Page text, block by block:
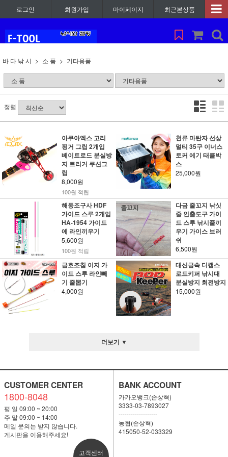
로그인 회원가입 마이페이지 최근본상품
바 다 낚 시 소 품 기타용품
정렬
아쿠아엑스 고리
핑거 그립 2개입
베이트로드 분실방
지 트리거 쿠션그
립
8,000원
100원 적립
천류 마탄자 선상
멀티 35구 이너스
토커 에기 태클박
스
25,000원
해동조구사 HDF
가이드 스루 2개입
HA-1954 가이드
에 라인끼우기
5,600원
100원 적립
다금 줄꼬지 낚싯
줄 인출도구 가이
드 스루 낚시줄끼
우기 가이스 브러
쉬
6,500원
금호조침 이지 가
이드 스루 라인빼
기 줄뽑기
4,000원
대신금속 디캡스
로드키퍼 낚시대
분실방지 회전방지
15,000원
더보기 ▼
CUSTOMER CENTER
1800-8048
평 일 09:00 ~ 20:00
주 말 09:00 ~ 14:00
메일 문의는 받지 않습니다.
게시판을 이용해주세요!
고객센터
BANK ACCOUNT
카카오뱅크(손상혁)
3333-03-7893027
-------------------
농협(손상혁)
415050-52-033329